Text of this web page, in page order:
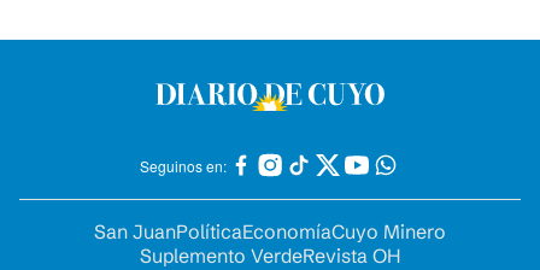
Seguinos en:
San JuanPolíticaEconomíaCuyo Minero
Suplemento VerdeRevista OH